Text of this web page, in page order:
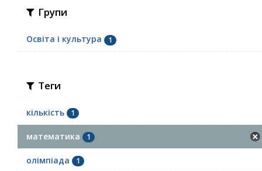
Групи
Освіта і культура 1
Теги
кількість 1
математика 1
олімпіада 1